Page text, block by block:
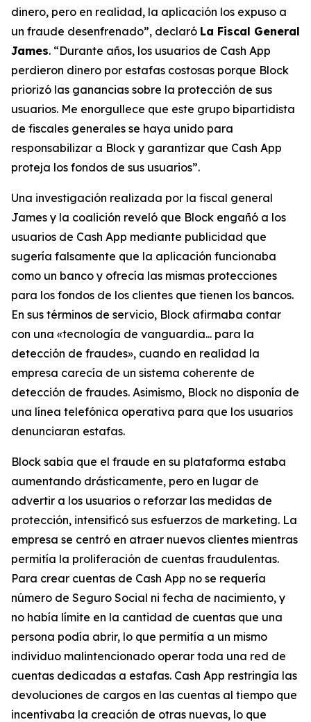
dinero, pero en realidad, la aplicación los expuso a
un fraude desenfrenado”, declaró La Fiscal General
James. “Durante años, los usuarios de Cash App
perdieron dinero por estafas costosas porque Block
priorizó las ganancias sobre la protección de sus
usuarios. Me enorgullece que este grupo bipartidista
de fiscales generales se haya unido para
responsabilizar a Block y garantizar que Cash App
proteja los fondos de sus usuarios”.
Una investigación realizada por la fiscal general
James y la coalición reveló que Block engañó a los
usuarios de Cash App mediante publicidad que
sugería falsamente que la aplicación funcionaba
como un banco y ofrecía las mismas protecciones
para los fondos de los clientes que tienen los bancos.
En sus términos de servicio, Block afirmaba contar
con una «tecnología de vanguardia... para la
detección de fraudes», cuando en realidad la
empresa carecía de un sistema coherente de
detección de fraudes. Asimismo, Block no disponía de
una línea telefónica operativa para que los usuarios
denunciaran estafas.
Block sabía que el fraude en su plataforma estaba
aumentando drásticamente, pero en lugar de
advertir a los usuarios o reforzar las medidas de
protección, intensificó sus esfuerzos de marketing. La
empresa se centró en atraer nuevos clientes mientras
permitía la proliferación de cuentas fraudulentas.
Para crear cuentas de Cash App no ​​se requería
número de Seguro Social ni fecha de nacimiento, y
no había límite en la cantidad de cuentas que una
persona podía abrir, lo que permitía a un mismo
individuo malintencionado operar toda una red de
cuentas dedicadas a estafas. Cash App restringía las
devoluciones de cargos en las cuentas al tiempo que
incentivaba la creación de otras nuevas, lo que